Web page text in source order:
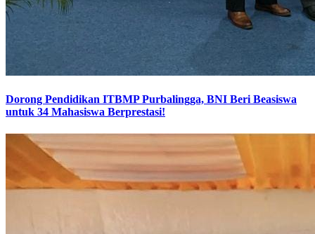
Dorong Pendidikan ITBMP Purbalingga, BNI Beri Beasiswa
untuk 34 Mahasiswa Berprestasi!